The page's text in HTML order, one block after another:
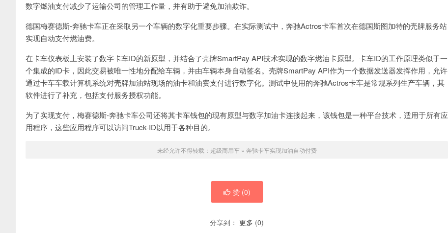
数字燃油支付减少了运输公司的管理工作量，并有助于避免加油欺诈。
德国梅赛德斯-奔驰卡车正在采取另一个车辆的数字化重要步骤。在实际测试中，奔驰Actros卡车首次在德国斯图加特的壳牌服务站
实现自动支付燃油费。
在卡车仪表板上安装了数字卡车ID的新原型，并结合了壳牌SmartPay API技术实现的数字燃油卡原型。卡车ID的工作原理类似于一
个集成的ID卡，因此交易被唯一性地分配给车辆，并由车辆本身自动签名。壳牌SmartPay API作为一个数据发送器发挥作用，允许
通过卡车车载计算机系统对壳牌加油站现场的油卡和油费支付进行数字化。测试中使用的奔驰Actros卡车是常规系列生产车辆，其
软件进行了补充，包括支付服务授权功能。
为了实现支付，梅赛德斯-奔驰卡车公司还将其卡车钱包的现有原型与数字加油卡连接起来，该钱包是一种平台技术，适用于所有应
用程序，这些应用程序可以访问Truck-ID以用于各种目的。
未经允许不得转载： 超级商用车» 奔驰卡车实现加油自动付费
赞 (0)
分享到： 更多 (0)